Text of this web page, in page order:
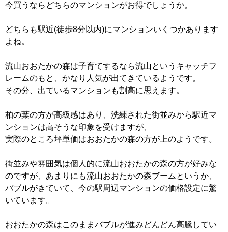
今買うならどちらのマンションがお得でしょうか。
どちらも駅近(徒歩8分以内)にマンションいくつかあります
よね。
流山おおたかの森は子育てするなら流山というキャッチフ
レームのもと、かなり人気が出てきているようです。
その分、出ているマンションも割高に思えます。
柏の葉の方が高級感はあり、洗練された街並みから駅近マ
ンションは高そうな印象を受けますが、
実際のところ坪単価はおおたかの森の方が上のようです。
街並みや雰囲気は個人的に流山おおたかの森の方が好みな
のですが、あまりにも流山おおたかの森ブームというか、
バブルがきていて、今の駅周辺マンションの価格設定に驚
いています。
おおたかの森はこのままバブルが進みどんどん高騰してい